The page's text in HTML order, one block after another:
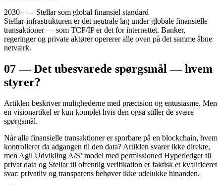
2030+ — Stellar som global finansiel standard
Stellar-infrastrukturen er det neutrale lag under globale finansielle
transaktioner — som TCP/IP er det for internettet. Banker,
regeringer og private aktører opererer alle oven på det samme åbne
netværk.
07 — Det ubesvarede spørgsmål — hvem
styrer?
Artiklen beskriver mulighederne med præcision og entusiasme. Men
en visionartikel er kun komplet hvis den også stiller de svære
spørgsmål.
Når alle finansielle transaktioner er sporbare på en blockchain, hvem
kontrollerer da adgangen til den data? Artiklen svarer ikke direkte,
men Agil Udvikling A/S’ model med permissioned Hyperledger til
privat data og Stellar til offentlig verifikation er faktisk et kvalificeret
svar: privatliv og transparens behøver ikke udelukke hinanden.